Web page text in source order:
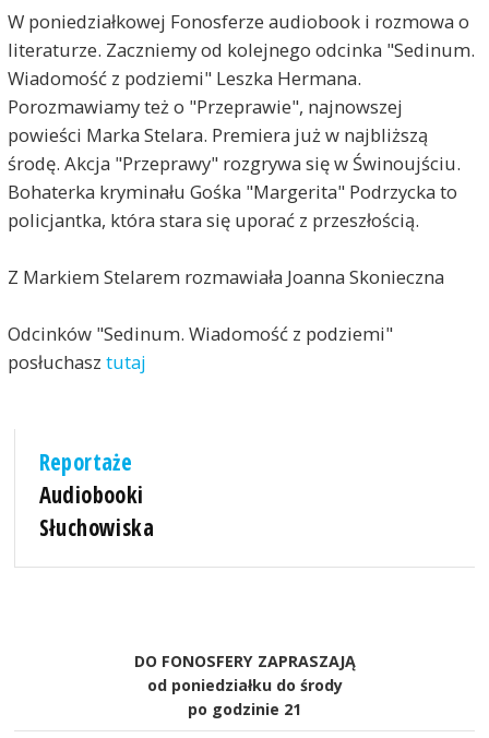
W poniedziałkowej Fonosferze audiobook i rozmowa o
literaturze. Zaczniemy od kolejnego odcinka "Sedinum.
Wiadomość z podziemi" Leszka Hermana.
Porozmawiamy też o "Przeprawie", najnowszej
powieści Marka Stelara. Premiera już w najbliższą
środę. Akcja "Przeprawy" rozgrywa się w Świnoujściu.
Bohaterka kryminału Gośka "Margerita" Podrzycka to
policjantka, która stara się uporać z przeszłością.
Z Markiem Stelarem rozmawiała Joanna Skonieczna
Odcinków "Sedinum. Wiadomość z podziemi"
posłuchasz tutaj
Reportaże
Audiobooki
Słuchowiska
DO FONOSFERY ZAPRASZAJĄ
od poniedziałku do środy
po godzinie 21